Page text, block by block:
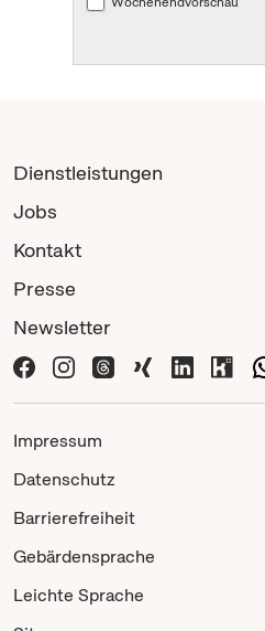
Dienstleistungen
Jobs
Kontakt
Presse
Newsletter
Impressum
Datenschutz
Barrierefreiheit
Gebärdensprache
Leichte Sprache